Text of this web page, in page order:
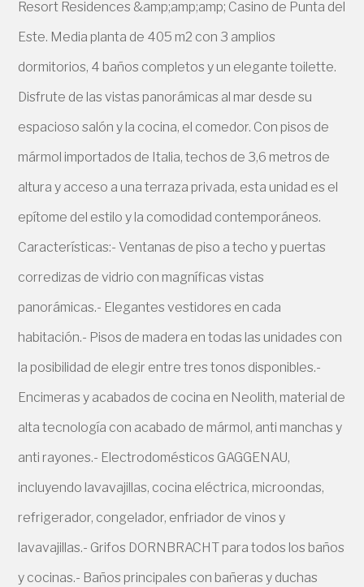
Resort Residences &amp;amp;amp; Casino de Punta del
Este. Media planta de 405 m2 con 3 amplios
dormitorios, 4 baños completos y un elegante toilette.
Disfrute de las vistas panorámicas al mar desde su
espacioso salón y la cocina, el comedor. Con pisos de
mármol importados de Italia, techos de 3,6 metros de
altura y acceso a una terraza privada, esta unidad es el
epítome del estilo y la comodidad contemporáneos.
Características:- Ventanas de piso a techo y puertas
corredizas de vidrio con magníficas vistas
panorámicas.- Elegantes vestidores en cada
habitación.- Pisos de madera en todas las unidades con
la posibilidad de elegir entre tres tonos disponibles.-
Encimeras y acabados de cocina en Neolith, material de
alta tecnología con acabado de mármol, anti manchas y
anti rayones.- Electrodomésticos GAGGENAU,
incluyendo lavavajillas, cocina eléctrica, microondas,
refrigerador, congelador, enfriador de vinos y
lavavajillas.- Grifos DORNBRACHT para todos los baños
y cocinas.- Baños principales con bañeras y duchas